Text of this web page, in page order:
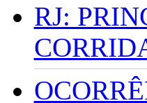
RJ: